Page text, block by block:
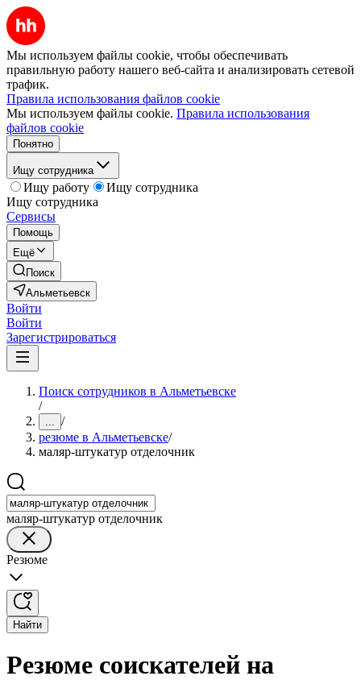
Мы используем файлы cookie, чтобы обеспечивать
правильную работу нашего веб-сайта и анализировать сетевой
трафик.
Правила использования файлов cookie
Мы используем файлы cookie. Правила использования
файлов cookie
Понятно
Ищу сотрудника
Ищу работу
Ищу сотрудника
Ищу сотрудника
Сервисы
Помощь
Ещё
Поиск
Альметьевск
Войти
Войти
Зарегистрироваться
Поиск сотрудников в Альметьевске
/
... /
резюме в Альметьевске/
маляр-штукатур отделочник
маляр-штукатур отделочник
Резюме
Найти
Резюме соискателей на